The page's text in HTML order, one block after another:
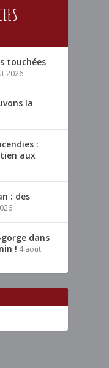
touchées
2026
la
:
aux
: des
dans
! 4 août